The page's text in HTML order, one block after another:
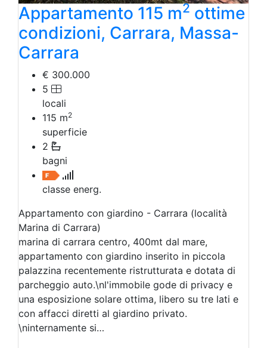
Appartamento 115 m2 ottime
condizioni, Carrara, Massa-
Carrara
€ 300.000
5
locali
115 m2
superficie
2
bagni
classe energ.
Appartamento con giardino - Carrara (località
Marina di Carrara)
marina di carrara centro, 400mt dal mare,
appartamento con giardino inserito in piccola
palazzina recentemente ristrutturata e dotata di
parcheggio auto.\nl'immobile gode di privacy e
una esposizione solare ottima, libero su tre lati e
con affacci diretti al giardino privato.
\ninternamente si…